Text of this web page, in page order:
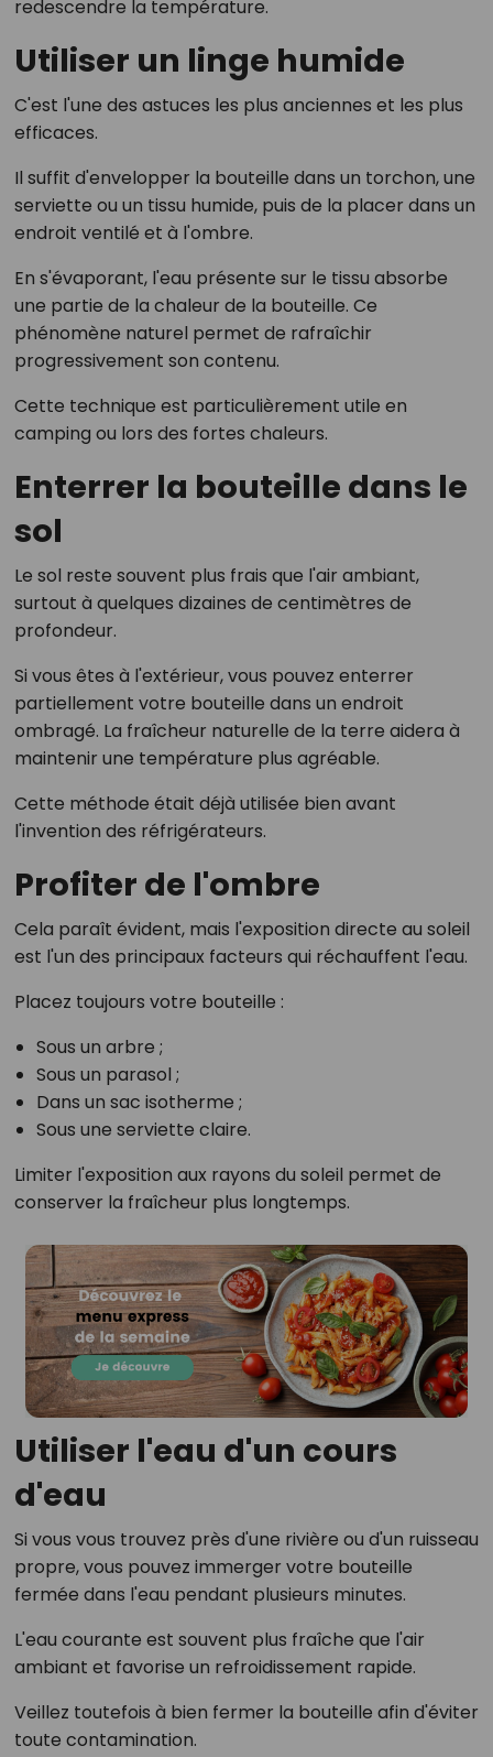
redescendre la température.
Utiliser un linge humide
C'est l'une des astuces les plus anciennes et les plus
efficaces.
Il suffit d'envelopper la bouteille dans un torchon, une
serviette ou un tissu humide, puis de la placer dans un
endroit ventilé et à l'ombre.
En s'évaporant, l'eau présente sur le tissu absorbe
une partie de la chaleur de la bouteille. Ce
phénomène naturel permet de rafraîchir
progressivement son contenu.
Cette technique est particulièrement utile en
camping ou lors des fortes chaleurs.
Enterrer la bouteille dans le
sol
Le sol reste souvent plus frais que l'air ambiant,
surtout à quelques dizaines de centimètres de
profondeur.
Si vous êtes à l'extérieur, vous pouvez enterrer
partiellement votre bouteille dans un endroit
ombragé. La fraîcheur naturelle de la terre aidera à
maintenir une température plus agréable.
Cette méthode était déjà utilisée bien avant
l'invention des réfrigérateurs.
Profiter de l'ombre
Cela paraît évident, mais l'exposition directe au soleil
est l'un des principaux facteurs qui réchauffent l'eau.
Placez toujours votre bouteille :
Sous un arbre ;
Sous un parasol ;
Dans un sac isotherme ;
Sous une serviette claire.
Limiter l'exposition aux rayons du soleil permet de
conserver la fraîcheur plus longtemps.
Utiliser l'eau d'un cours
d'eau
Si vous vous trouvez près d'une rivière ou d'un ruisseau
propre, vous pouvez immerger votre bouteille
fermée dans l'eau pendant plusieurs minutes.
L'eau courante est souvent plus fraîche que l'air
ambiant et favorise un refroidissement rapide.
Veillez toutefois à bien fermer la bouteille afin d'éviter
toute contamination.